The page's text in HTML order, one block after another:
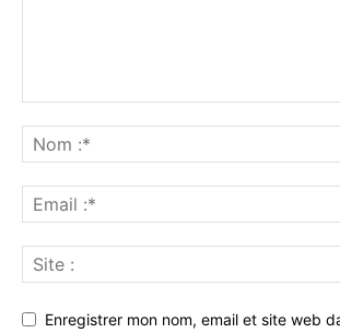
Enregistrer mon nom, email et site web